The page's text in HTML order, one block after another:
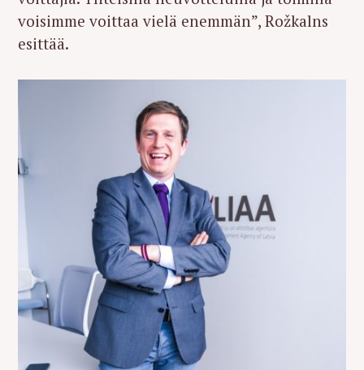
voisimme voittaa vielä enemmän”, Rožkalns
esittää.